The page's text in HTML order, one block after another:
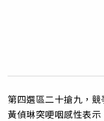
第四選區二十搶九，
黃偵琳突哽咽感性表